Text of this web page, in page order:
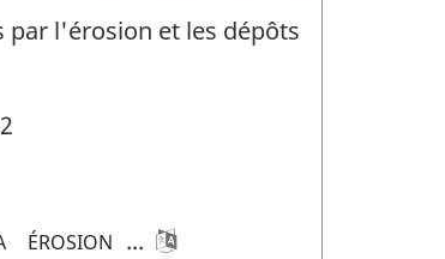
par l'érosion et les dépôts
ÉROSION ...